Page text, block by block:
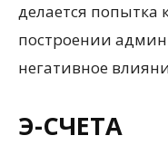
делается попытка
построении
негативное
Э-СЧЕТА